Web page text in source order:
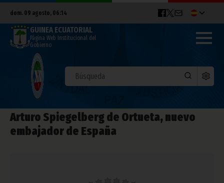
dom. 09 agosto, 06:14
GUINEA ECUATORIAL
Página Web Institucional del
Gobierno
Arturo Spiegelberg de Ortueta, nuevo
embajador de España